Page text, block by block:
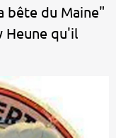
bête du Maine"
Heune qu'il